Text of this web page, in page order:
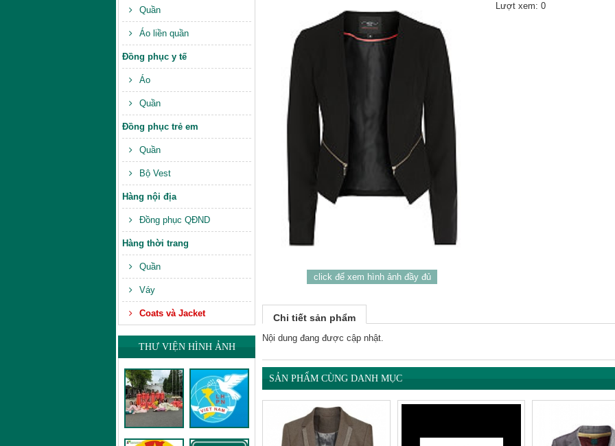
Quần
Áo liền quần
Đồng phục y tế
Áo
Quần
Đồng phục trẻ em
Quần
Bộ Vest
Hàng nội địa
Đồng phục QĐND
Hàng thời trang
Quần
Váy
Coats và Jacket
THƯ VIỆN HÌNH ẢNH
click để xem hình ảnh đầy đủ
Lượt xem: 0
Chi tiết sản phẩm
Nội dung đang được cập nhật.
SẢN PHẨM CÙNG DANH MỤC